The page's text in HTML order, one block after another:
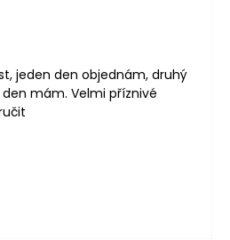
obchodu je 5 z 5 hvězdiček.
jeden den objednám, druhý
mám. Velmi příznivé
obchodu je 5 z 5 hvězdiček.